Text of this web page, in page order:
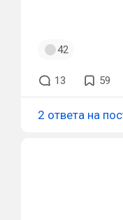
42
13 59
2 ответа на